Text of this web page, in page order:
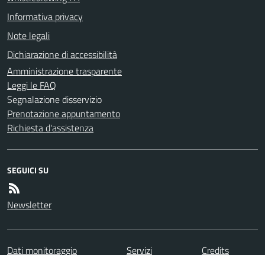
Informativa privacy
Note legali
Dichiarazione di accessibilità
Amministrazione trasparente
Leggi le FAQ
Segnalazione disservizio
Prenotazione appuntamento
Richiesta d'assistenza
SEGUICI SU
Newsletter
Dati monitoraggio Servizi Credits